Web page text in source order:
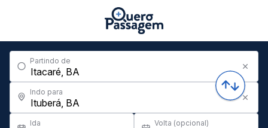
Partindo de
Indo para
Ida Volta (opcional)